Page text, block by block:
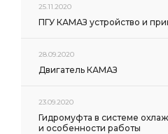
25.11.2020
ПГУ КАМАЗ устройство и
28.09.2020
Двигатель КАМАЗ
23.09.2020
Гидромуфта в системе
и особенности работы